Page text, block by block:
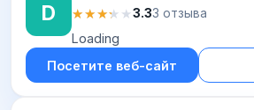
D ★★★★★
★★★★★3.33 отзыва
Loading
Посетите веб-сайт